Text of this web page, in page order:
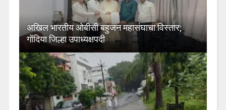
अखिल भारतीय ओबीसी बहुजन महासंघाचा विस्तार;
गोंदिया जिल्हा उपाध्यक्षपदी